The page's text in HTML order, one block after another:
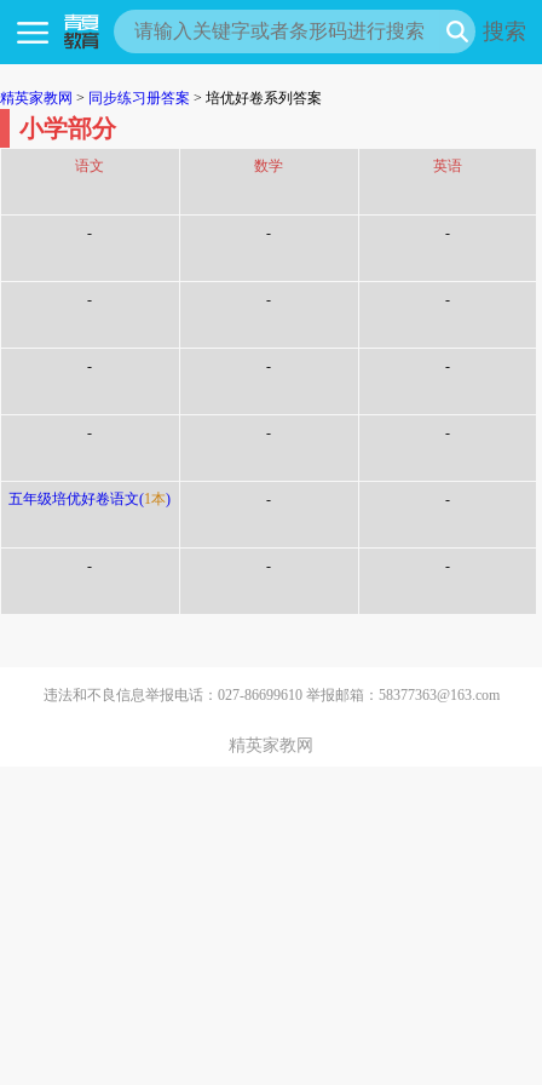
搜索
精英家教网 > 同步练习册答案 > 培优好卷系列答案
小学部分
语文
-
-
-
-
五年级培优好卷语文(1本)
-
数学
-
-
-
-
-
-
英语
-
-
-
-
-
-
违法和不良信息举报电话：027-86699610 举报邮箱：58377363@163.com
精英家教网